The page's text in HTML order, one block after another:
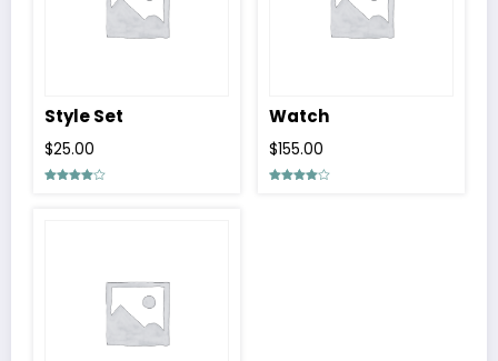
Style Set
$25.00
Watch
$155.00